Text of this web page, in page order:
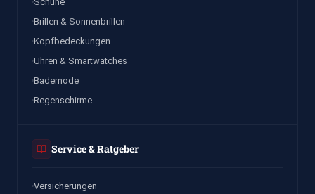
Brillen & Sonnenbrillen
Kopfbedeckungen
Uhren & Smartwatches
Bademode
Regenschirme
Service & Ratgeber
Versicherungen